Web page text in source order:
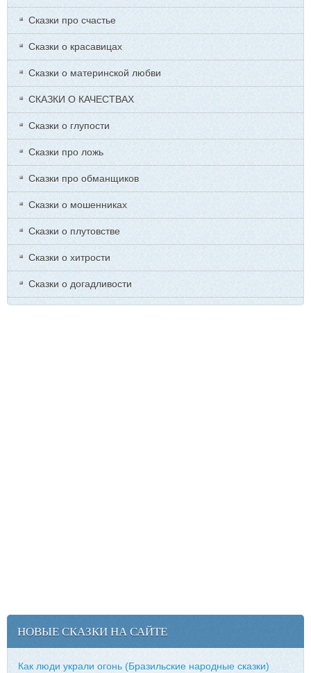
Сказки про счастье
Сказки о красавицах
Сказки о материнской любви
СКАЗКИ О КАЧЕСТВАХ
Сказки о глупости
Сказки про ложь
Сказки про обманщиков
Сказки о мошенниках
Сказки о плутовстве
Сказки о хитрости
Сказки о догадливости
НОВЫЕ СКАЗКИ НА САЙТЕ
Как люди украли огонь (Бразильские народные сказки)